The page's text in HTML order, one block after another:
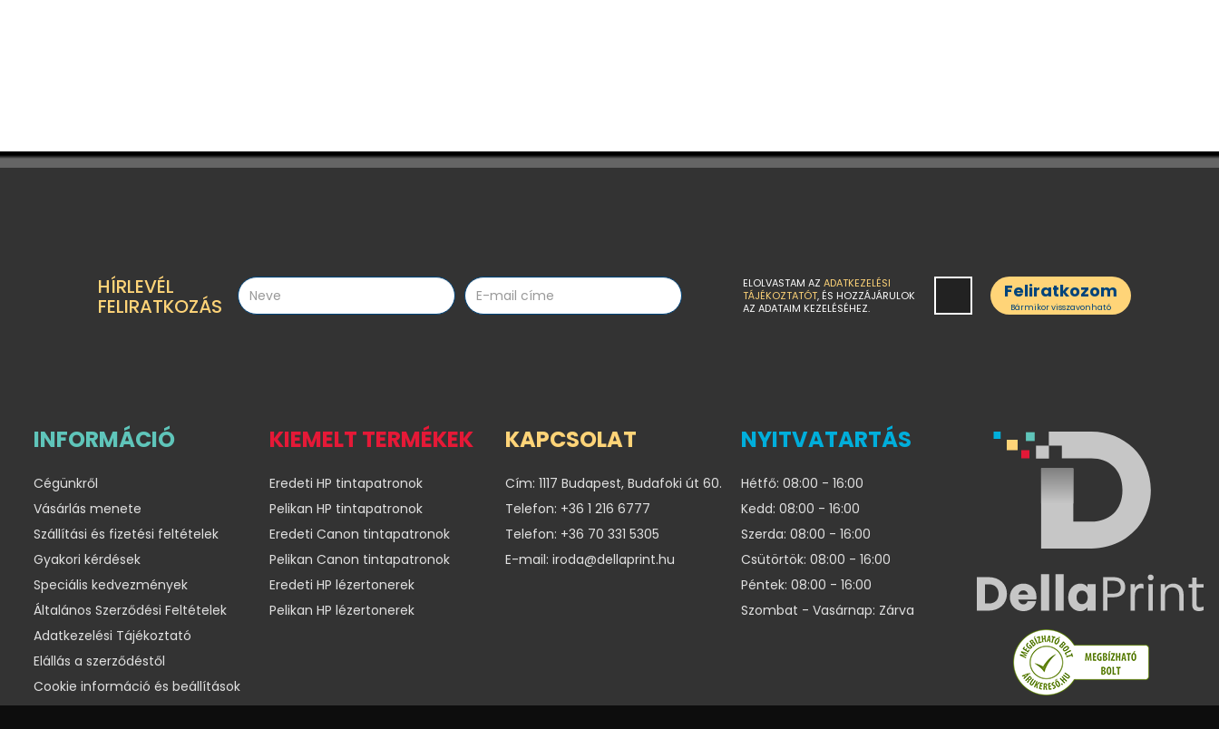
HÍRLEVÉL
FELIRATKOZÁS
ELOLVASTAM AZ ADATKEZELÉSI
TÁJÉKOZTATÓT, ÉS HOZZÁJÁRULOK
AZ ADATAIM KEZELÉSÉHEZ.
Feliratkozom
Bármikor visszavonható
INFORMÁCIÓ
Cégünkről
Vásárlás menete
Szállítási és fizetési feltételek
Gyakori kérdések
Speciális kedvezmények
Általános Szerződési Feltételek
Adatkezelési Tájékoztató
Elállás a szerződéstől
Cookie információ és beállítások
KIEMELT TERMÉKEK
Eredeti HP tintapatronok
Pelikan HP tintapatronok
Eredeti Canon tintapatronok
Pelikan Canon tintapatronok
Eredeti HP lézertonerek
Pelikan HP lézertonerek
KAPCSOLAT
Cím: 1117 Budapest, Budafoki út 60.
Telefon: +36 1 216 6777
Telefon: +36 70 331 5305
E-mail: iroda@dellaprint.hu
NYITVATARTÁS
Hétfő: 08:00 - 16:00
Kedd: 08:00 - 16:00
Szerda: 08:00 - 16:00
Csütörtök: 08:00 - 16:00
Péntek: 08:00 - 16:00
Szombat - Vasárnap: Zárva